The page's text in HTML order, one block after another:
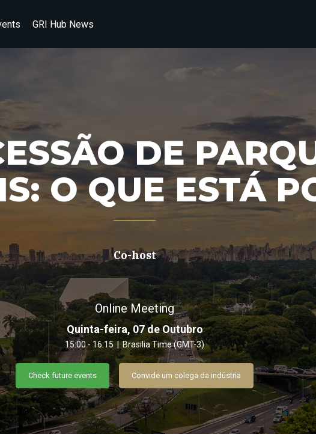
GRI Hub News
DE
O QUE ESTÁ
Co-host
Online Meeting
Quinta-feira, 07 de Outubro
15:00 - 16:15 | Brasilia Time (GMT-3)
Check future events Convide um colega da indústria